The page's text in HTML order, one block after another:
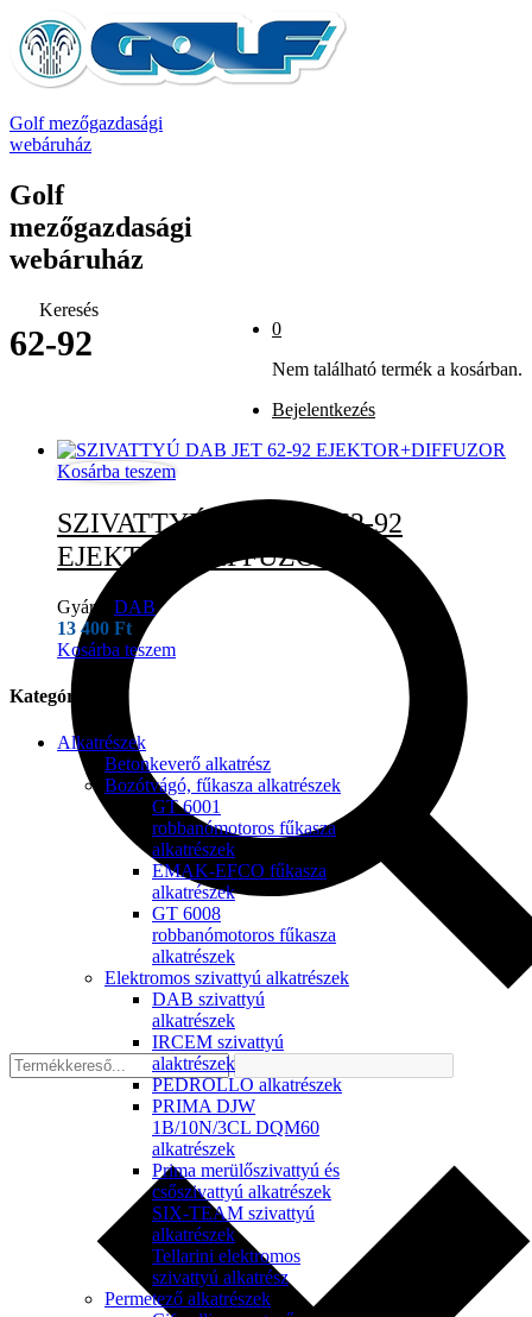
Golf mezőgazdasági
webáruház
Golf
mezőgazdasági
webáruház
0
Nem található termék a kosárban.
Bejelentkezés
Keresés
62-92
Kosárba teszem
SZIVATTYÚ DAB JET 62-92
EJEKTOR+DIFFUZOR
Gyártó: DAB
13 400 Ft
Kosárba teszem
Kategóriák
Alkatrészek
Betonkeverő alkatrész
Bozótvágó, fűkasza alkatrészek
GT 6001
robbanómotoros fűkasza
alkatrészek
EMAK-EFCO fűkasza
alkatrészek
GT 6008
robbanómotoros fűkasza
alkatrészek
Elektromos szivattyú alkatrészek
DAB szivattyú
alkatrészek
IRCEM szivattyú
alaktrészek
PEDROLLO alkatrészek
PRIMA DJW
1B/10N/3CL DQM60
alkatrészek
Prima merülőszivattyú és
csőszivattyú alkatrészek
SIX-TEAM szivattyú
alkatrészek
Tellarini elektromos
szivattyú alkatrész
Permetező alkatrészek